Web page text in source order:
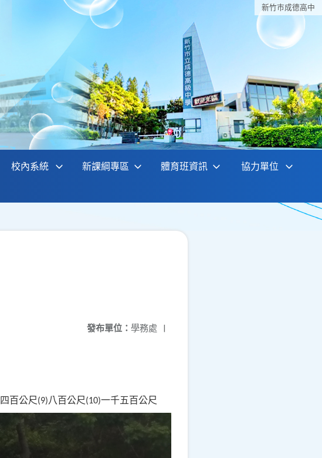
新竹巿成德高中
校內系統 新課綱專區 體育班資訊 協力單位
發布單位： 學務處 |
四百公尺(9)八百公尺(10)一千五百公尺